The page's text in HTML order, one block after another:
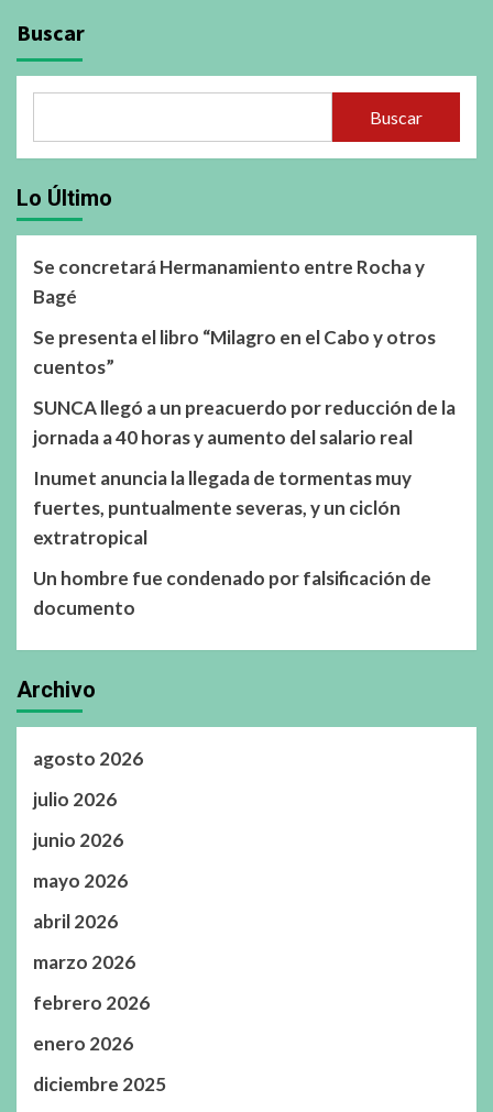
Buscar
Buscar
Lo Último
Se concretará Hermanamiento entre Rocha y
Bagé
Se presenta el libro “Milagro en el Cabo y otros
cuentos”
SUNCA llegó a un preacuerdo por reducción de la
jornada a 40 horas y aumento del salario real
Inumet anuncia la llegada de tormentas muy
fuertes, puntualmente severas, y un ciclón
extratropical
Un hombre fue condenado por falsificación de
documento
Archivo
agosto 2026
julio 2026
junio 2026
mayo 2026
abril 2026
marzo 2026
febrero 2026
enero 2026
diciembre 2025